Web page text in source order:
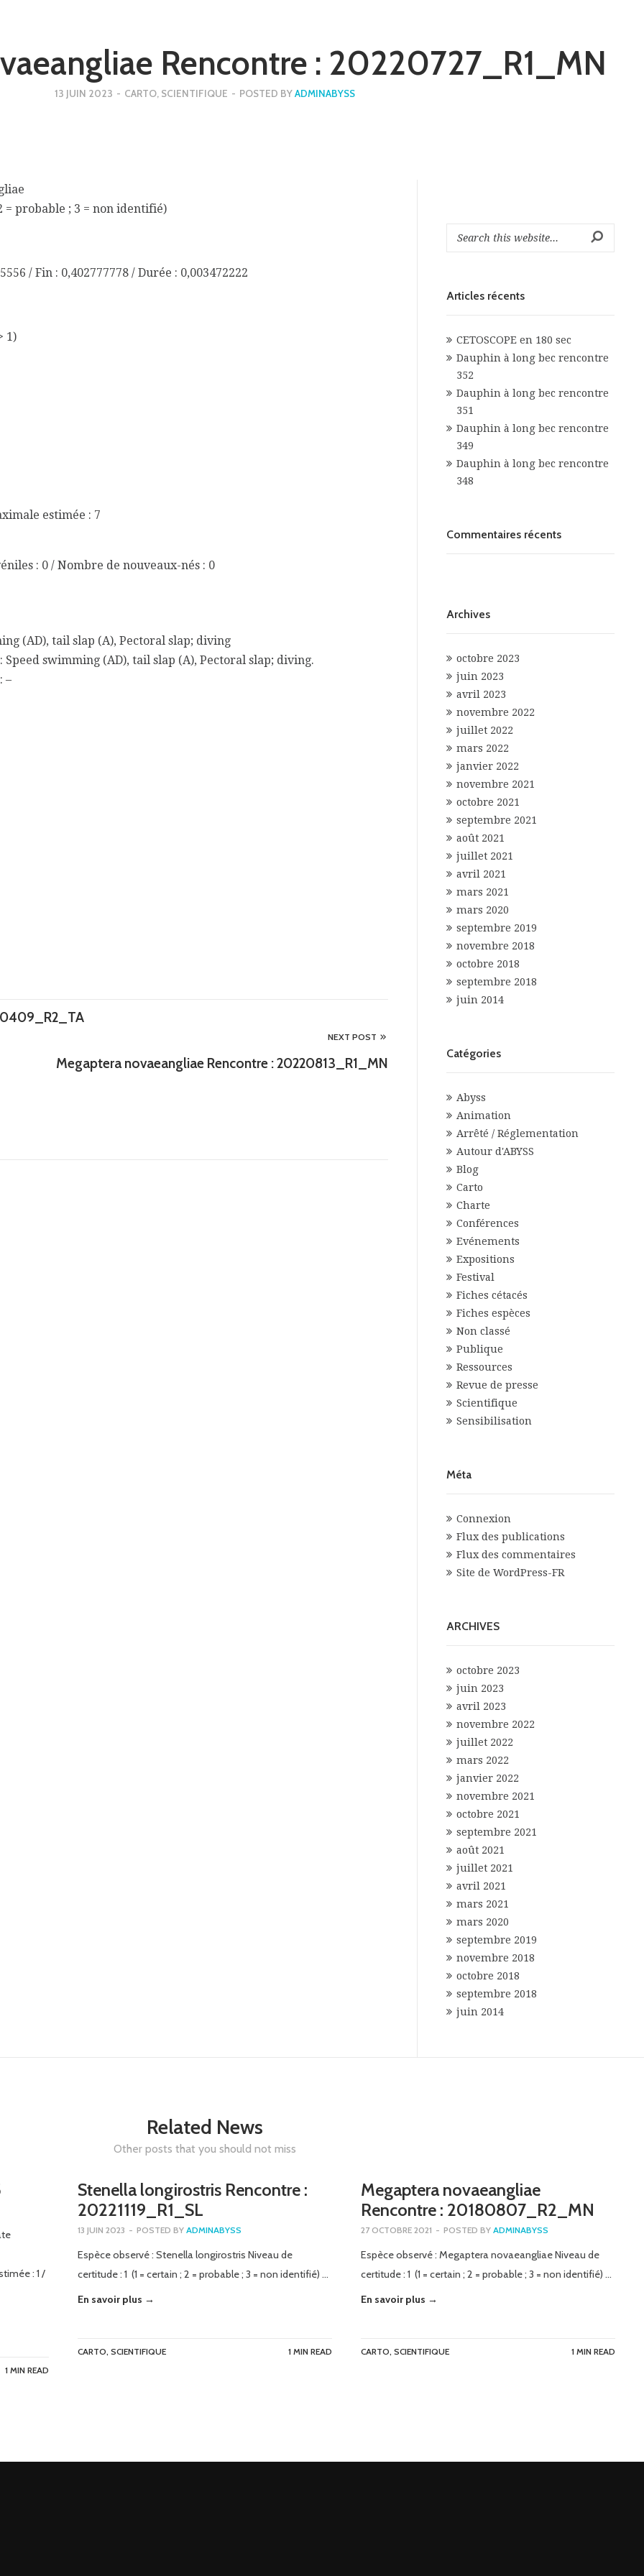
Rencontre : 20220727_R1_MN
13 JUIN 2023 - CARTO, SCIENTIFIQUE - POSTED BYADMINABYSS
probable ; 3 = non identifié)
/ Fin : 0,402777778 / Durée : 0,003472222
1)
estimée : 7
: 0 / Nombre de nouveaux-nés : 0
(AD), tail slap (A), Pectoral slap; diving
Speed swimming (AD), tail slap (A), Pectoral slap; diving.
–
NEXT POST
Megaptera novaeangliae Rencontre : 20220813_R1_MN
Articles récents
CETOSCOPE en 180 sec
Dauphin à long bec rencontre
352
Dauphin à long bec rencontre
351
Dauphin à long bec rencontre
349
Dauphin à long bec rencontre
348
Commentaires récents
Archives
octobre 2023
juin 2023
avril 2023
novembre 2022
juillet 2022
mars 2022
janvier 2022
novembre 2021
octobre 2021
septembre 2021
août 2021
juillet 2021
avril 2021
mars 2021
mars 2020
septembre 2019
novembre 2018
octobre 2018
septembre 2018
juin 2014
Catégories
Abyss
Animation
Arrêté / Réglementation
Autour d'ABYSS
Blog
Carto
Charte
Conférences
Evénements
Expositions
Festival
Fiches cétacés
Fiches espèces
Non classé
Publique
Ressources
Revue de presse
Scientifique
Sensibilisation
Méta
Connexion
Flux des publications
Flux des commentaires
Site de WordPress-FR
ARCHIVES
octobre 2023
juin 2023
avril 2023
novembre 2022
juillet 2022
mars 2022
janvier 2022
novembre 2021
octobre 2021
septembre 2021
août 2021
juillet 2021
avril 2021
mars 2021
mars 2020
septembre 2019
novembre 2018
octobre 2018
septembre 2018
juin 2014
Related News
Other posts that you should not miss
: 1 /
1 MIN READ
Stenella longirostris Rencontre :
20221119_R1_SL
13 JUIN 2023 - POSTED BY ADMINABYSS
Espèce observé : Stenella longirostris Niveau de
certitude : 1 (1 = certain ; 2 = probable ; 3 = non identifié) …
En savoir plus →
CARTO, SCIENTIFIQUE 1 MIN READ
Megaptera novaeangliae
Rencontre : 20180807_R2_MN
27 OCTOBRE 2021 - POSTED BY ADMINABYSS
Espèce observé : Megaptera novaeangliae Niveau de
certitude : 1 (1 = certain ; 2 = probable ; 3 = non identifié) …
En savoir plus →
CARTO, SCIENTIFIQUE 1 MIN READ